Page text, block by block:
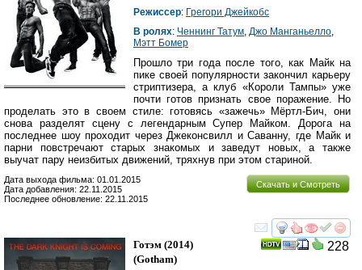
Режиссер: Грегори Джейкобс
В ролях: Ченнинг Татум, Джо Манганьелло,
Мэтт Бомер
Прошло три года после того, как Майк на
пике своей популярности закончил карьеру
стриптизера, а клуб «Короли Тампы» уже
почти готов признать свое поражение. Но
проделать это в своем стиле: готовясь «зажечь» Мёртл-Бич, они
снова разделят сцену с легендарным Супер Майком. Дорога на
последнее шоу проходит через Джеконсвилл и Саванну, где Майк и
парни повстречают старых знакомых и заведут новых, а также
выучат пару неизбитых движений, тряхнув при этом стариной.
Скачать и Смотреть
Дата выхода фильма: 01.01.2015
Дата добавления: 22.11.2015
Последнее обновление: 22.11.2015
смотреть
228
Готэм (2014)
(Gotham)